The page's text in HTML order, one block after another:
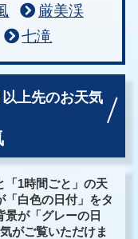
厳美渓
七滝
以上先のお天気
「1時間ごと」の天
「白色の日付」をタ
景が「グレーの日
がご覧いただけま